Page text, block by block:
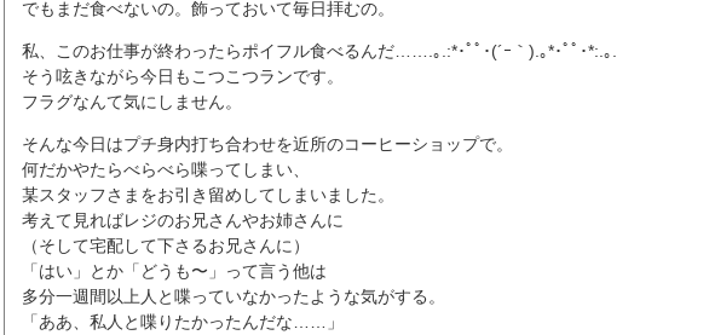
でもまだ食べないの。飾っておいて毎日拝むの。
私、このお仕事が終わったらポイフル食べるんだ…….｡.:*･ﾟﾟ･(´ｰ｀).｡*･ﾟﾟ･*:.｡.
そう呟きながら今日もこつこつランです。
フラグなんて気にしません。
そんな今日はプチ身内打ち合わせを近所のコーヒーショップで。
何だかやたらべらべら喋ってしまい、
某スタッフさまをお引き留めしてしまいました。
考えて見ればレジのお兄さんやお姉さんに
（そして宅配して下さるお兄さんに）
「はい」とか「どうも〜」って言う他は
多分一週間以上人と喋っていなかったような気がする。
「ああ、私人と喋りたかったんだな……」